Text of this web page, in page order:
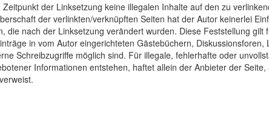
der Linksetzung keine illegalen Inhalte auf den zu
der verlinkten/verknüpften Seiten hat der Autor keinerlei
die nach der Linksetzung verändert wurden. Diese Feststellung
in vom Autor eingerichteten Gästebüchern,
Schreibzugriffe möglich sind. Für illegale, fehlerhafte oder
Informationen entstehen, haftet allein der Anbieter der